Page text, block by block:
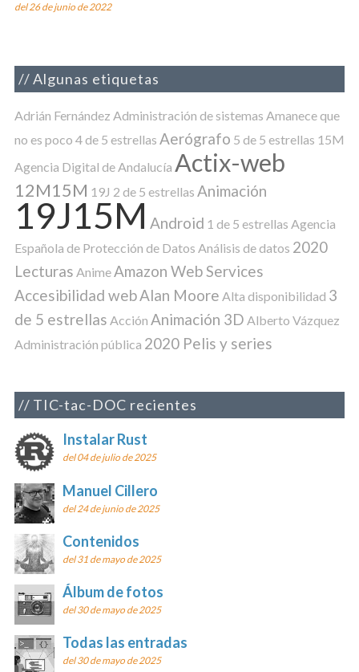
del 26 de junio de 2022
Algunas etiquetas
Adrián Fernández Administración de sistemas Amanece que
no es poco 4 de 5 estrellas Aerógrafo 5 de 5 estrellas 15M
Agencia Digital de Andalucía Actix-web
12M15M 19J 2 de 5 estrellas Animación
19J15M Android 1 de 5 estrellas Agencia
Española de Protección de Datos Análisis de datos 2020
Lecturas AnimeAmazon Web Services
Accesibilidad webAlan Moore Alta disponibilidad 3
de 5 estrellas Acción Animación 3D Alberto Vázquez
Administración pública 2020 Pelis y series
TIC-tac-DOC recientes
Instalar Rust
del 04 de julio de 2025
Manuel Cillero
del 24 de junio de 2025
Contenidos
del 31 de mayo de 2025
Álbum de fotos
del 30 de mayo de 2025
Todas las entradas
del 30 de mayo de 2025